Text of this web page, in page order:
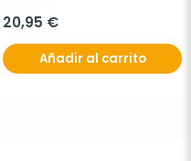
20,95 €
Añadir al carrito